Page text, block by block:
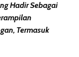
Hadir Sebagai
Termasuk